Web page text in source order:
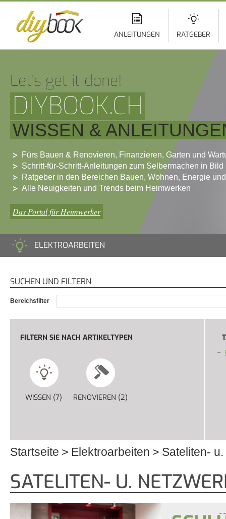
ANLEITUNGEN RATGEBER
Let‘s get it done!
DIYBOOK.CH
WISSEN &
Fürs Bauen & Renovieren, Finanzieren, Garten und
Schritt-für-Schritt-Anleitungen zum Selbermachen in Bild
Ratgeber in den Bereichen Bauen, Wohnen, Energie
Alle Neuigkeiten und Trends beim Heimwerken
Das Portal für Heimwerker
ELEKTROARBEITEN
SUCHEN UND FILTERN
Bereichsfilter
FILTERN SIE NACH ARTIKELTYPEN
WISSEN (7) APPLY WISSEN FILTER
RENOVIEREN (2)
Startseite Elektroarbeiten Sateliten-
SATELITEN- U.